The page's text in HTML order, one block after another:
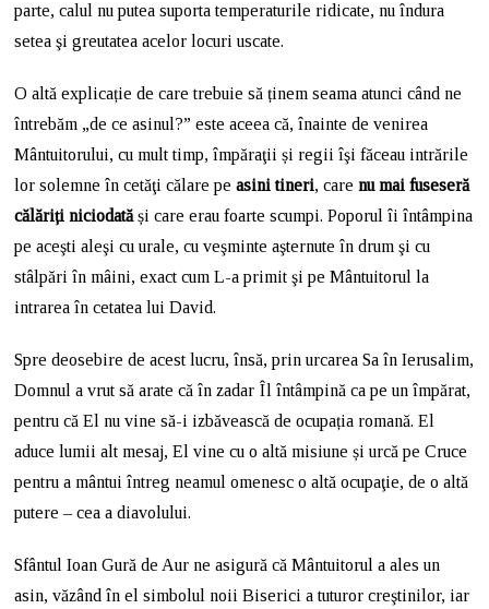
parte, calul nu putea suporta temperaturile ridicate, nu îndura
setea şi greutatea acelor locuri uscate.
O altă explicație de care trebuie să ținem seama atunci când ne
întrebăm „de ce asinul?” este aceea că, înainte de venirea
Mântuitorului, cu mult timp, împăraţii și regii îşi făceau intrările
lor solemne în cetăţi călare peasini tineri, carenu mai fuseseră
călăriți niciodatăși care erau foarte scumpi. Poporul îi întâmpina
pe aceşti aleşi cu urale, cu veşminte aşternute în drum şi cu
stâlpări în mâini, exact cum L-a primit şi pe Mântuitorul la
intrarea în cetatea lui David.
Spre deosebire de acest lucru, însă, prin urcarea Sa în Ierusalim,
Domnul a vrut să arate că în zadar Îl întâmpină ca pe un împărat,
pentru că El nu vine să-i izbăvească de ocupația romană. El
aduce lumii alt mesaj, El vine cu o altă misiune și urcă pe Cruce
pentru a mântui întreg neamul omenesc o altă ocupaţie, de o altă
putere – cea a diavolului.
Sfântul Ioan Gură de Aur ne asigură că Mântuitorul a ales un
asin, văzând în el simbolul noii Biserici a tuturor creştinilor, iar